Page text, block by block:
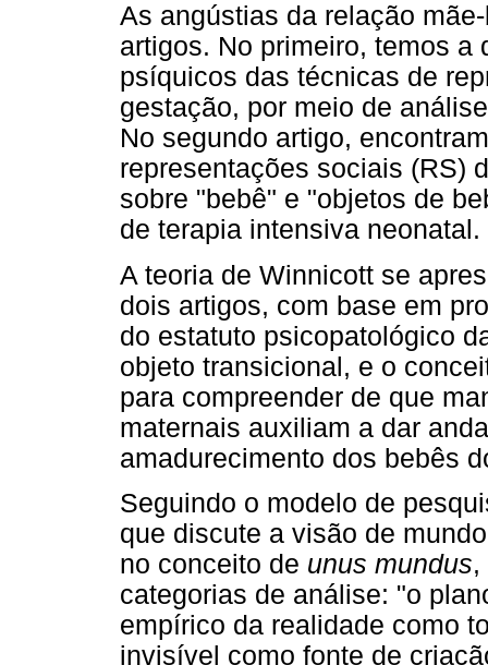
As angústias da relação
artigos. No primeiro, temos
psíquicos das técnicas de
gestação, por meio de
No segundo artigo,
representações sociais (RS)
sobre "bebê" e "objetos de
de terapia intensiva neonatal.
A teoria de Winnicott se
dois artigos, com base em
do estatuto psicopatológico
objeto transicional, e o
para compreender de que
maternais auxiliam a dar
amadurecimento dos bebês
Seguindo o modelo de
que discute a visão de
no conceito de unus mundus,
categorias de análise: "o
empírico da realidade como
invisível como fonte de